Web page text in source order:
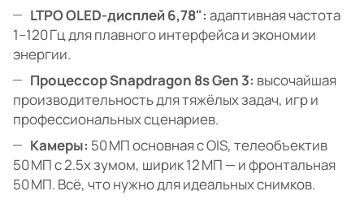
LTPO OLED-дисплей 6,78": адаптивная частота
1–120 Гц для плавного интерфейса и экономии
энергии.
Процессор Snapdragon 8s Gen 3: высочайшая
производительность для тяжёлых задач, игр и
профессиональных сценариев.
Камеры: 50 МП основная с OIS, телеобъектив
50 МП с 2.5x зумом, ширик 12 МП — и фронтальная
50 МП. Всё, что нужно для идеальных снимков.